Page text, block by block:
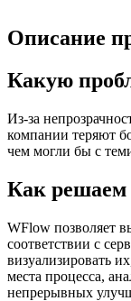
Описание
Какую
Из-за
компании теряют
чем могли бы с
Как решаем
WFlow позволяет
соответствии с
визуализировать
места процесса,
непрерывных